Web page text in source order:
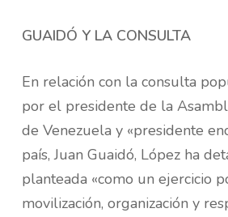
GUAIDÓ Y LA CONSULTA
En relación con la consulta
por el presidente de la
de Venezuela y «presidente
país, Juan Guaidó, López ha
planteada «como un ejercicio
movilización, organización y